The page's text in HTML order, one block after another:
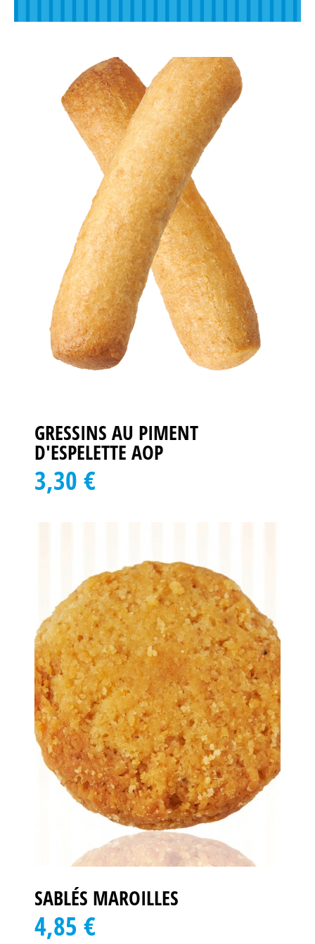
GRESSINS AU PIMENT
D'ESPELETTE AOP
3,30 €
SABLÉS MAROILLES
4,85 €